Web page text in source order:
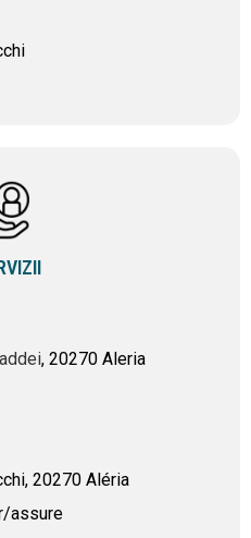
, 20270 Aleria
20270 Aléria
assure